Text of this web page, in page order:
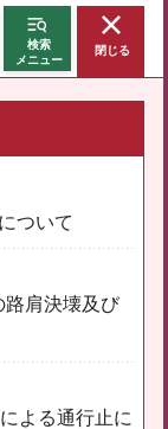
検索
メニュー
閉じる
ついて
路肩決壊及び
よる通行止に